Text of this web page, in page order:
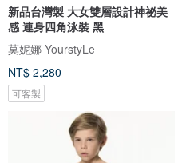
新品台灣製 大女雙層設計神祕美
感 連身四角泳裝 黑
莫妮娜 YourstyLe
NT$ 2,280
可客製